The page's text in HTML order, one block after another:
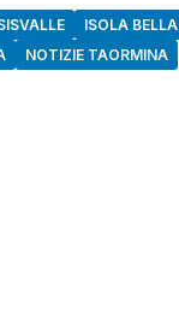
ISOLA BELLA
NOTIZIE TAORMINA